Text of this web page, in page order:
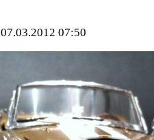
07.03.2012 07:50